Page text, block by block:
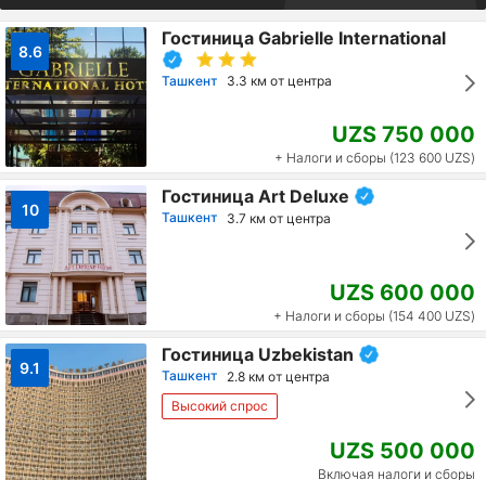
8.6
Гостиница Gabrielle International
Ташкент 3.3 км от центра
UZS 750 000
+ Налоги и сборы (123 600 UZS)
10
Гостиница Art Deluxe
Ташкент 3.7 км от центра
UZS 600 000
+ Налоги и сборы (154 400 UZS)
9.1
Гостиница Uzbekistan
Ташкент
2.8 км от центра
Высокий спрос
UZS 500 000
Включая налоги и сборы